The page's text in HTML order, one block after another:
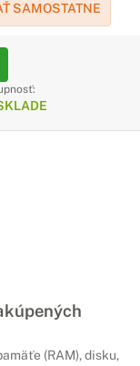
SAMOSTATNE
(RAM), disku,